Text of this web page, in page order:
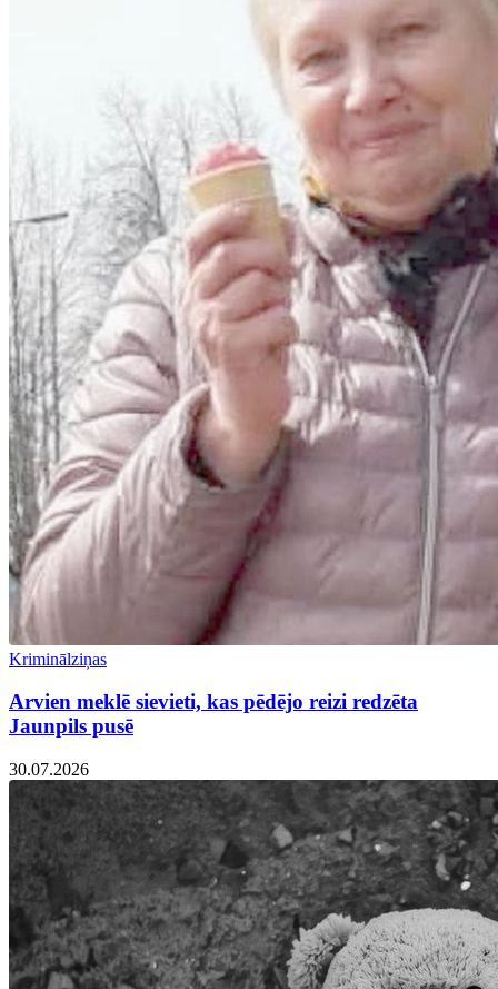
Kriminālziņas
Arvien meklē sievieti, kas pēdējo reizi redzēta
Jaunpils pusē
30.07.2026